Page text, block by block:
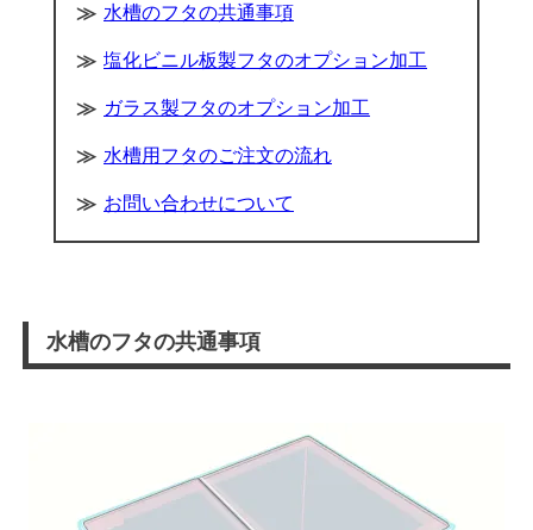
水槽のフタの共通事項
塩化ビニル板製フタのオプション加工
ガラス製フタのオプション加工
水槽用フタのご注文の流れ
お問い合わせについて
水槽のフタの共通事項